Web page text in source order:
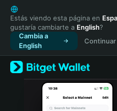
English
日本語
Tiếng Việt
Русский
Español (Latinoamérica)
Türkçe
Italiano
Estás viendo esta página en
gustaría cambiarte a English?
Cambia a
English
Continuar